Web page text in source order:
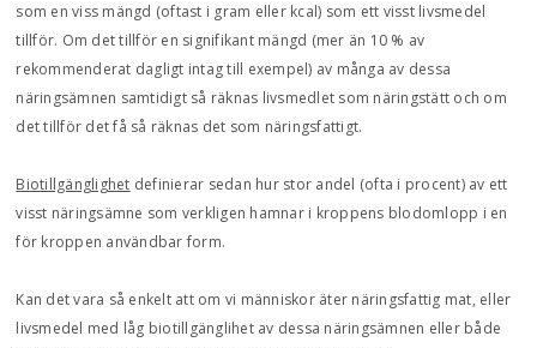
som en viss mängd (oftast i gram eller kcal) som ett visst livsmedel
tillför. Om det tillför en signifikant mängd (mer än 10 % av
rekommenderat dagligt intag till exempel) av många av dessa
näringsämnen samtidigt så räknas livsmedlet som näringstätt och om
det tillför det få så räknas det som näringsfattigt.
Biotillgänglighet definierar sedan hur stor andel (ofta i procent) av ett
visst näringsämne som verkligen hamnar i kroppens blodomlopp i en
för kroppen användbar form.
Kan det vara så enkelt att om vi människor äter näringsfattig mat, eller
livsmedel med låg biotillgänglihet av dessa näringsämnen eller både